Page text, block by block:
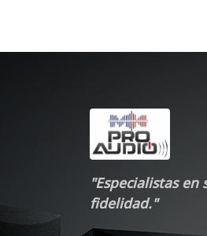
"Especialistas
fidelidad."